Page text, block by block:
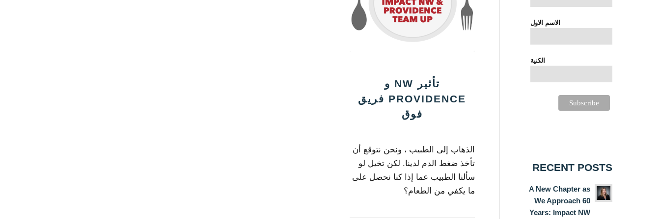
تأثير NW و
PROVIDENCE فريق
فوق
الذهاب إلى الطبيب ، ونحن نتوقع أن
تأخذ ضغط الدم لدينا. لكن تخيل لو
سألنا الطبيب عما إذا كنا نحصل على
ما يكفي من الطعام؟
الاسم الاول
الكنية
RECENT POSTS
A New Chapter as
We Approach 60
Years: Impact NW